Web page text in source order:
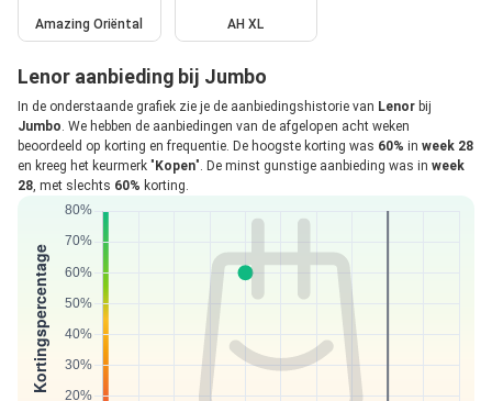
Amazing Oriëntal AH XL
Lenor aanbieding bij Jumbo
In de onderstaande grafiek zie je de aanbiedingshistorie van Lenor bij
Jumbo. We hebben de aanbiedingen van de afgelopen acht weken
beoordeeld op korting en frequentie. De hoogste korting was 60% in week 28
en kreeg het keurmerk " Kopen". De minst gunstige aanbieding was in week
28, met slechts 60% korting.